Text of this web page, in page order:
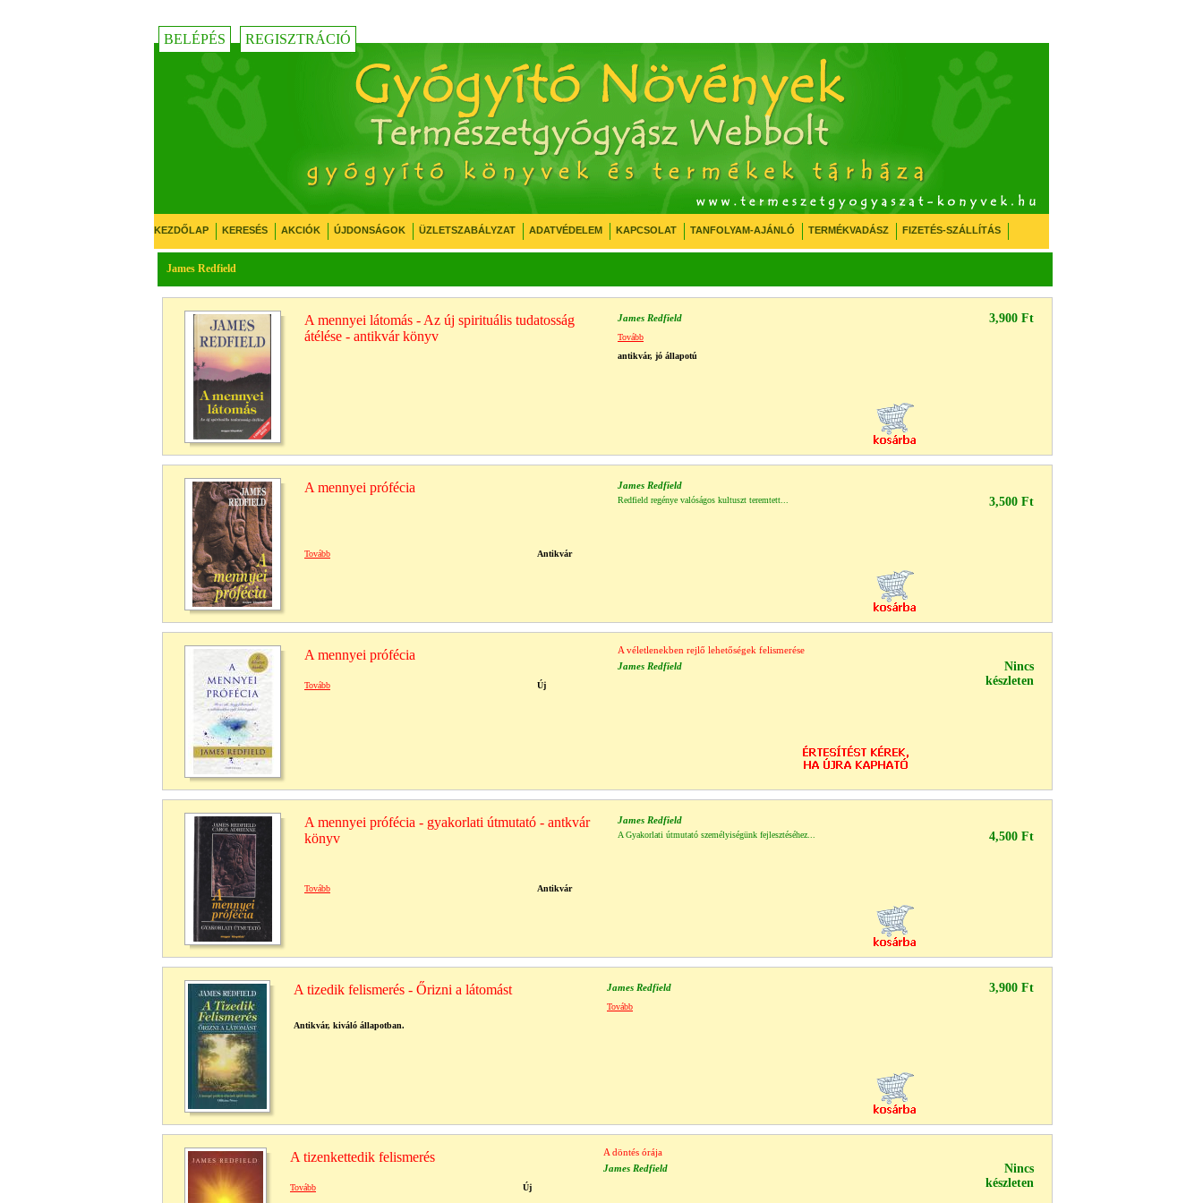
BELÉPÉS REGISZTRÁCIÓ
KEZDŐLAP KERESÉS AKCIÓK ÚJDONSÁGOK ÜZLETSZABÁLYZAT ADATVÉDELEM KAPCSOLAT TANFOLYAM-AJÁNLÓ TERMÉKVADÁSZ FIZETÉS-SZÁLLÍTÁS
James Redfield
A mennyei látomás - Az új spirituális tudatosság
átélése - antikvár könyv
James Redfield 3,900 Ft
Tovább
antikvár, jó állapotú
A mennyei prófécia James Redfield
Redfield regénye valóságos kultuszt teremtett... 3,500 Ft
Tovább Antikvár
A mennyei prófécia
A véletlenekben rejlő lehetőségek felismerése
James Redfield
Nincs
készleten
Tovább Új
A mennyei prófécia - gyakorlati útmutató - antkvár
könyv
James Redfield
A Gyakorlati útmutató személyiségünk fejlesztéséhez... 4,500 Ft
Tovább Antikvár
A tizedik felismerés - Őrizni a látomást James Redfield 3,900 Ft
Tovább
Antikvár, kiváló állapotban.
A tizenkettedik felismerés
A döntés órája
James Redfield
Nincs
készleten
Tovább Új